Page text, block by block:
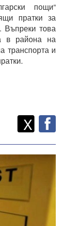
пощи“
пратки за
Въпреки това
в района на
транспорта и
Споделете
X